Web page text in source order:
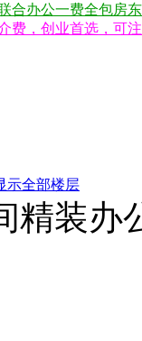
合办公一费全包房
费，创业首选，可
示全部楼层
精装